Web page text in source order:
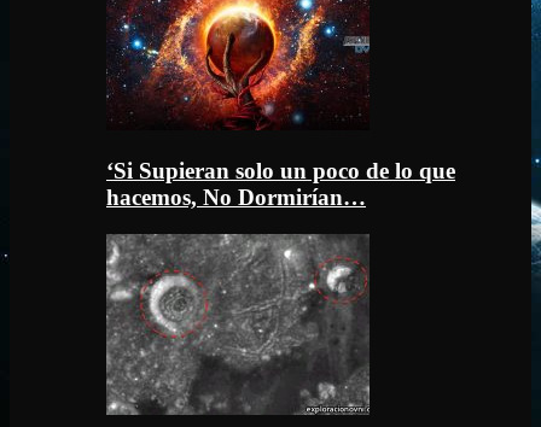
‘Si Supieran solo un poco de lo que
hacemos, No Dormirían…